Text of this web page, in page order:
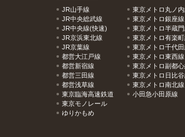
JR山手線
JR中央総武線
JR中央線(快速)
JR京浜東北線
JR京葉線
都営大江戸線
都営新宿線
都営三田線
都営浅草線
東京臨海高速鉄道
東京モノレール
ゆりかもめ
東京メトロ丸ノ内
東京メトロ銀座線
東京メトロ半蔵門
東京メトロ有楽町
東京メトロ千代田
東京メトロ東西線
東京メトロ副都心
東京メトロ日比谷
東京メトロ南北線
小田急小田原線